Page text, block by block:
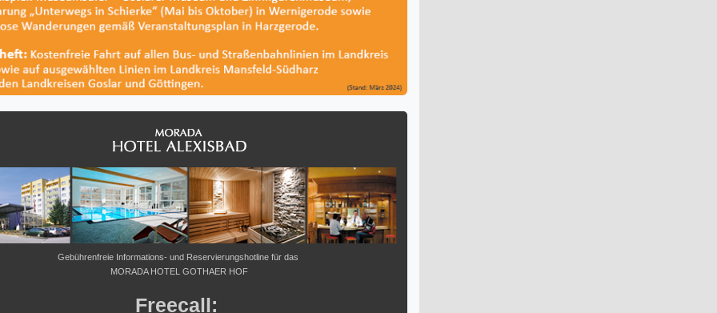
Gebührenfreie Informations- und Reservierungshotline für das
MORADA HOTEL GOTHAER HOF
Freecall: